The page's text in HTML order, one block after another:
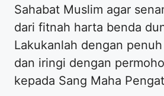
Sahabat Muslim agar
dari fitnah harta benda
Lakukanlah dengan
dan iringi dengan
kepada Sang Maha